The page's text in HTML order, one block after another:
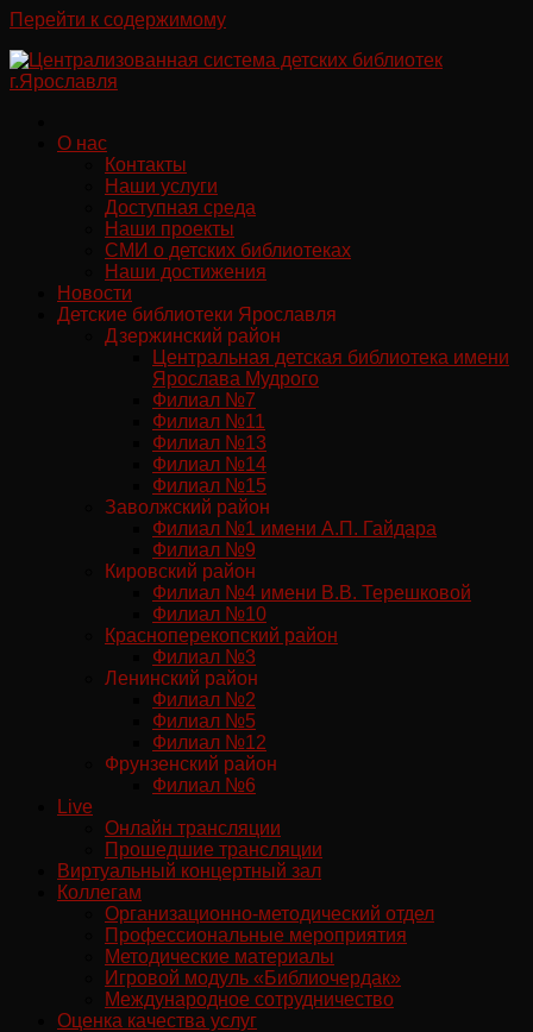
Перейти к содержимому
О нас
Контакты
Наши услуги
Доступная среда
Наши проекты
СМИ о детских библиотеках
Наши достижения
Новости
Детские библиотеки Ярославля
Дзержинский район
Центральная детская библиотека имени
Ярослава Мудрого
Филиал №7
Филиал №11
Филиал №13
Филиал №14
Филиал №15
Заволжский район
Филиал №1 имени А.П. Гайдара
Филиал №9
Кировский район
Филиал №4 имени В.В. Терешковой
Филиал №10
Красноперекопский район
Филиал №3
Ленинский район
Филиал №2
Филиал №5
Филиал №12
Фрунзенский район
Филиал №6
Live
Онлайн трансляции
Прошедшие трансляции
Виртуальный концертный зал
Коллегам
Организационно-методический отдел
Профессиональные мероприятия
Методические материалы
Игровой модуль «Библиочердак»
Международное сотрудничество
Оценка качества услуг